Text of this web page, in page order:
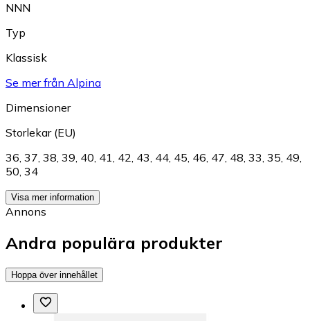
NNN
Typ
Klassisk
Se mer från Alpina
Dimensioner
Storlekar (EU)
36, 37, 38, 39, 40, 41, 42, 43, 44, 45, 46, 47, 48, 33, 35, 49,
50, 34
Visa mer information
Annons
Andra populära produkter
Hoppa över innehållet